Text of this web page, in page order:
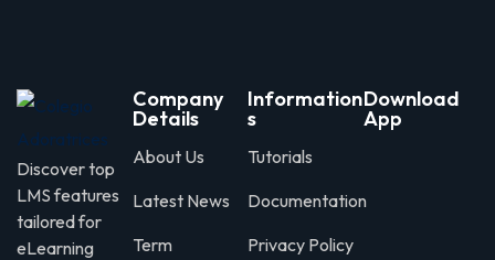
Discover top
LMS features
tailored for
eLearning
Company
Details
About Us
Latest News
Term
Information
s
Tutorials
Documentation
Privacy Policy
Download
App